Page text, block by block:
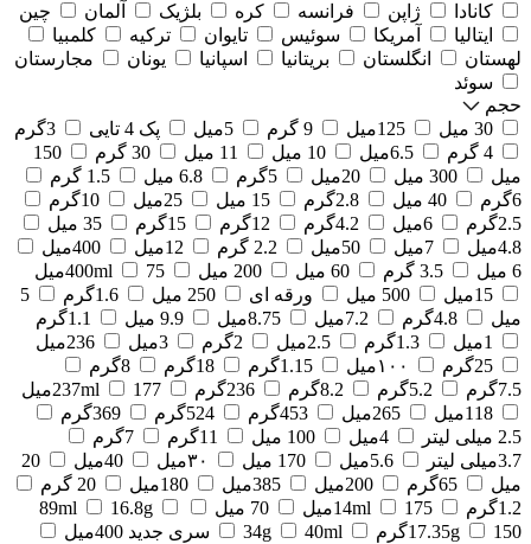
کانادا
ژاپن فرانسه کره بلژیک آلمان
چین
ایتالیا
آمریکا سوئیس تایوان ترکیه
کلمبیا
لهستان
انگلستان بریتانیا اسپانیا یونان
مجارستان
سوئد
حجم
30 میل
125میل 9 گرم 5میل پک 4 تایی
3گرم
4 گرم
6.5میل 10 میل 11 میل 30 گرم
150
میل
300 میل 20میل 5گرم 6.8 میل
1.5 گرم
6گرم
40 میل 2.8گرم 15 میل 25میل
10گرم
2.5گرم
6میل 4.2گرم 12گرم 15گرم
35 میل
4.8میل
7میل 50میل 2.2 گرم 12میل
400میل
6 میل
3.5 گرم 60 میل 200 میل 400ml
75میل
15میل
500 میل ورقه ای 250 میل 1.6گرم
5
میل
4.8گرم 7.2میل 8.75میل 9.9 میل
1.1گرم
1میل
1.3گرم 2.5میل 2گرم 3میل
236میل
25گرم
۱۰۰میل 1.15گرم 18گرم
8گرم
7.5گرم
5.2گرم 8.2گرم 236گرم 237ml
177میل
118میل
265میل 453گرم 524گرم
369گرم
2.5 میلی لیتر
4میل 100 میل 11گرم
7گرم
3.7میلی لیتر
5.6میل 170 میل ۳۰میل 40میل
20
میل
65گرم 200میل 385میل 180میل
20 گرم
1.2گرم
14ml 175میل 70 میل 89ml
16.8g
17.35g
150گرم 34g 40ml
سری جدید 400میل